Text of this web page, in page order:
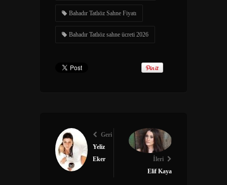
Bahadır Tatlıöz Sahne Fiyatı
Bahadır Tatlıöz sahne ücreti 2026
Geri
Yeliz
Eker
İleri
Elif Kaya